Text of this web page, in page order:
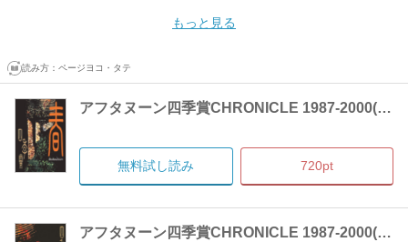
もっと見る
読み方： ページヨコ・タテ
アフタヌーン四季賞CHRONICLE 1987-2000(春)
無料試し読み 720pt
アフタヌーン四季賞CHRONICLE 1987-2000(夏)